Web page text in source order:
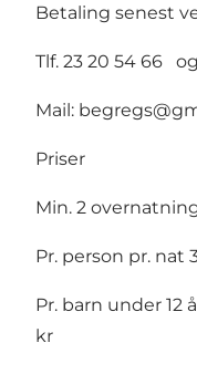
Betaling senest
Tlf. 23 20 54 66
Mail:
Priser
Min. 2
Pr.
Pr. barn under 12